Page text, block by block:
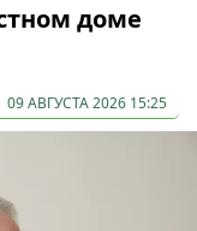
доме
09 АВГУСТА 2026 15:25